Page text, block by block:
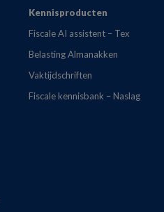
Kennisproducten
Fiscale AI assistent – Tex
Belasting Almanakken
Vaktijdschriften
Fiscale kennisbank – Naslag